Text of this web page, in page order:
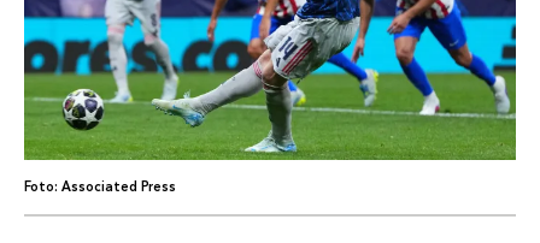
Foto: Associated Press